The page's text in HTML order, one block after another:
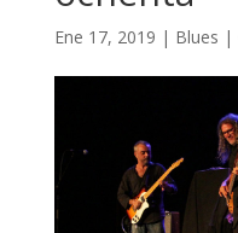
Ene 17, 2019 | Blues |